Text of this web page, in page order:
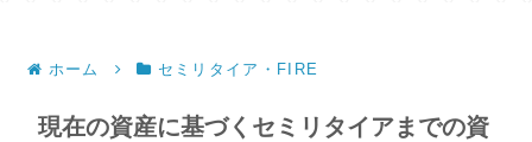
ホーム セミリタイア・FIRE
現在の資産に基づくセミリタイアまでの資